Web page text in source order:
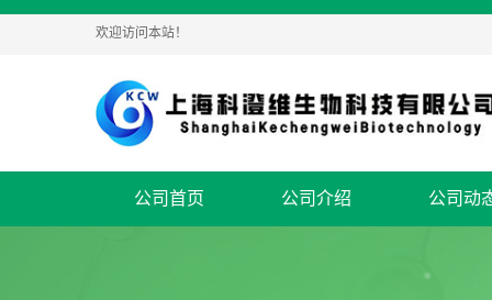
欢迎访问本站！
公司首页 公司介绍 公司动